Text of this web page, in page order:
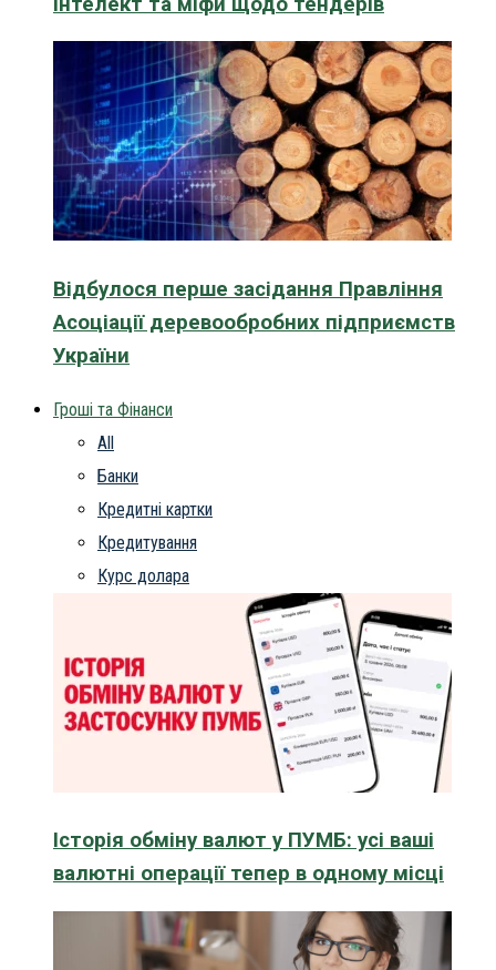
Відбулося перше засідання Правління
Асоціації деревообробних підприємств
України
Гроші та Фінанси
All
Банки
Кредитні картки
Кредитування
Курс долара
Історія обміну валют у ПУМБ: усі ваші
валютні операції тепер в одному місці